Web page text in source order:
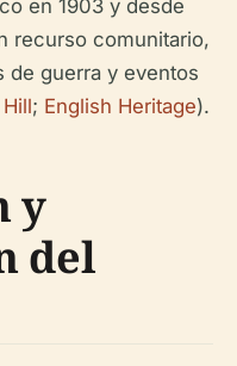
en 1903 y desde
recurso comunitario,
de guerra y eventos
; English Heritage).
y
del